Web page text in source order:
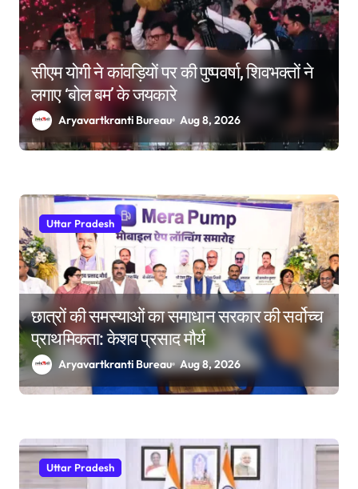
सीएम योगी ने कांवड़ियों पर की पुष्पवर्षा, शिवभक्तों ने
लगाए ‘बोल बम’ के जयकारे
Aryavartkranti Bureau Aug 8, 2026
Uttar Pradesh
छात्रों की समस्याओं का समाधान सरकार की सर्वोच्च
प्राथमिकता: केशव प्रसाद मौर्य
Aryavartkranti Bureau Aug 8, 2026
Uttar Pradesh